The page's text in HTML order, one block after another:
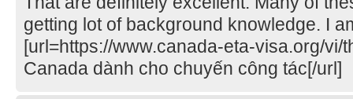
getting lot of background knowledge. I
[url=https://www.canada-eta-visa.org/
Canada dành cho chuyến công tác[/url]